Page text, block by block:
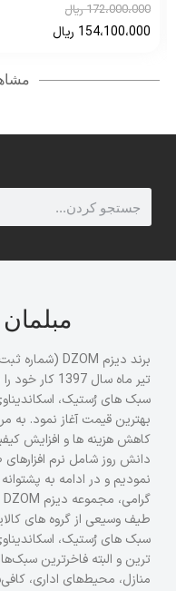
172،000،000 ریال
154،100،000 ریال
تیر ماه سال
سبک های رُستیک،
بهترین قیمت آغاز نمود. به
کاهش هزینه ها و افزایش
دانش روز شامل نرم
نمودیم و در ادامه به
طیف وسیعی از گروه های
سبک های رُستیک،
ترین و البته فاخرترین
منازل، محیط‌های اداری،